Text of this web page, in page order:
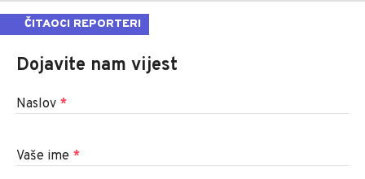
ČITAOCI REPORTERI
Dojavite nam vijest
Naslov *
Vaše ime *